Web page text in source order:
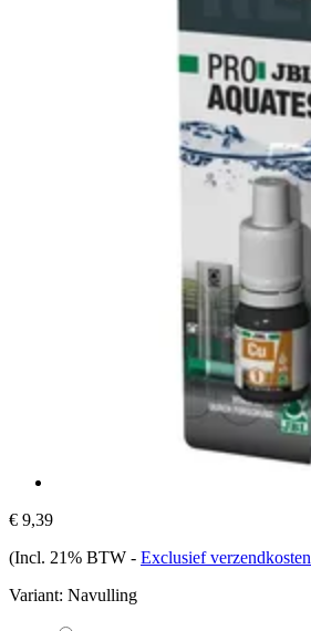
€ 9,39
(Incl. 21% BTW - Exclusief verzendkosten
Variant: Navulling